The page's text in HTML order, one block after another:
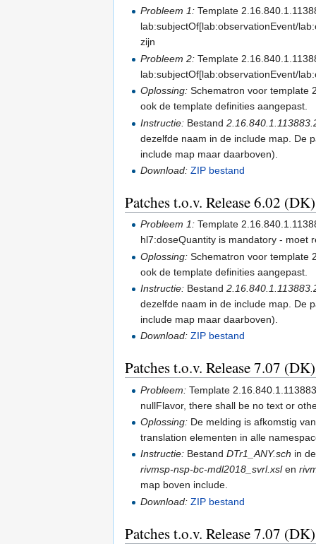
Probleem 1: Template
lab:subjectOf[lab:observationEvent/
zijn
Probleem 2: Template
lab:subjectOf[lab:observationEvent/
Oplossing: Schematron voor template
ook de template definities aangepast.
Instructie: Bestand
dezelfde naam in de include map. De
include map maar daarboven).
Download: ZIP bestand
Patches t.o.v. Release 6.02
Probleem 1: Template
hl7:doseQuantity is mandatory - moet
Oplossing: Schematron voor template
ook de template definities aangepast.
Instructie: Bestand
dezelfde naam in de include map. De
include map maar daarboven).
Download: ZIP bestand
Patches t.o.v. Release 7.07
Probleem: Template
nullFlavor, there shall be no text or
Oplossing: De melding is afkomstig
translation elementen in alle
Instructie: BestandDTr1_ANY.sch in
rivmsp-nsp-bc-mdl2018_svrl.xslen
map boven include.
Download: ZIP bestand
Patches t.o.v. Release 7.07